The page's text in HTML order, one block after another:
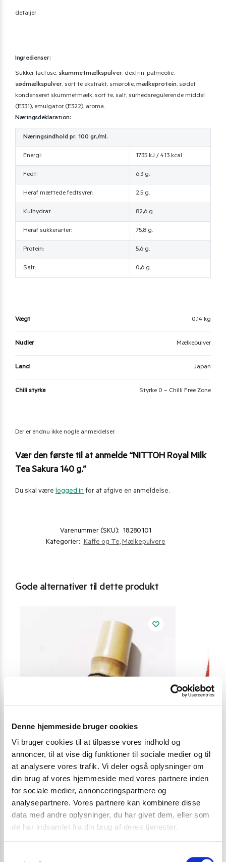
Denne hjemmeside bruger cookies
Vi bruger cookies til at tilpasse vores indhold og
annoncer, til at vise dig funktioner til sociale medier og til
at analysere vores trafik. Vi deler også oplysninger om
din brug af vores hjemmeside med vores partnere inden
for sociale medier, annonceringspartnere og
analysepartnere. Vores partnere kan kombinere disse
data med andre oplysninger, du har givet dem, eller som
de har indsamlet fra din brug af deres tjenester.
detaljer
Ingredienser:
Sukker, lactose, skummetmælkspulver, dextrin, palmeolie,
sødmælkspulver, sort te ekstrakt, smørolie, mælkeprotein, sødet
kondenseret skummetmælk, sort te, salt, surhedsregulerende middel
(E331), emulgator (E322), aroma.
Næringsdeklaration:
Næringsindhold pr. 100 gr./ml.
Energi: 1735 kJ / 413 kcal
Fedt: 6,3 g.
Heraf mættede fedtsyrer: 2,5 g.
Kulhydrat: 82,6 g.
Heraf sukkerarter: 75,8 g.
Protein: 5,6 g.
Salt: 0,6 g.
Vægt 0,14 kg
Nudler Mælkepulver
Land Japan
Chili styrke Styrke 0 – Chilli Free Zone
Der er endnu ikke nogle anmeldelser.
Vær den første til at anmelde “NITTOH Royal Milk
Tea Sakura 140 g.”
Du skal være logged in for at afgive en anmeldelse.
Varenummer (SKU): 18.280.101
Kategorier: Kaffe og Te,Mælkepulvere
Gode alternativer til dette produkt
KOPPER OG UDSTYR
Matcha piskeris